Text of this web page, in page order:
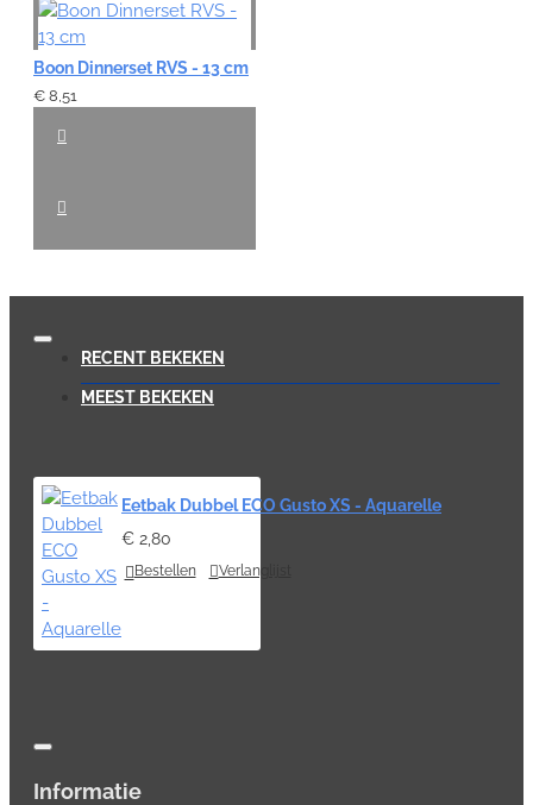
Boon Dinnerset RVS - 13 cm
€ 8,51
RECENT BEKEKEN
MEEST BEKEKEN
Eetbak Dubbel ECO Gusto XS - Aquarelle
€ 2,80
Bestellen Verlanglijst
Informatie